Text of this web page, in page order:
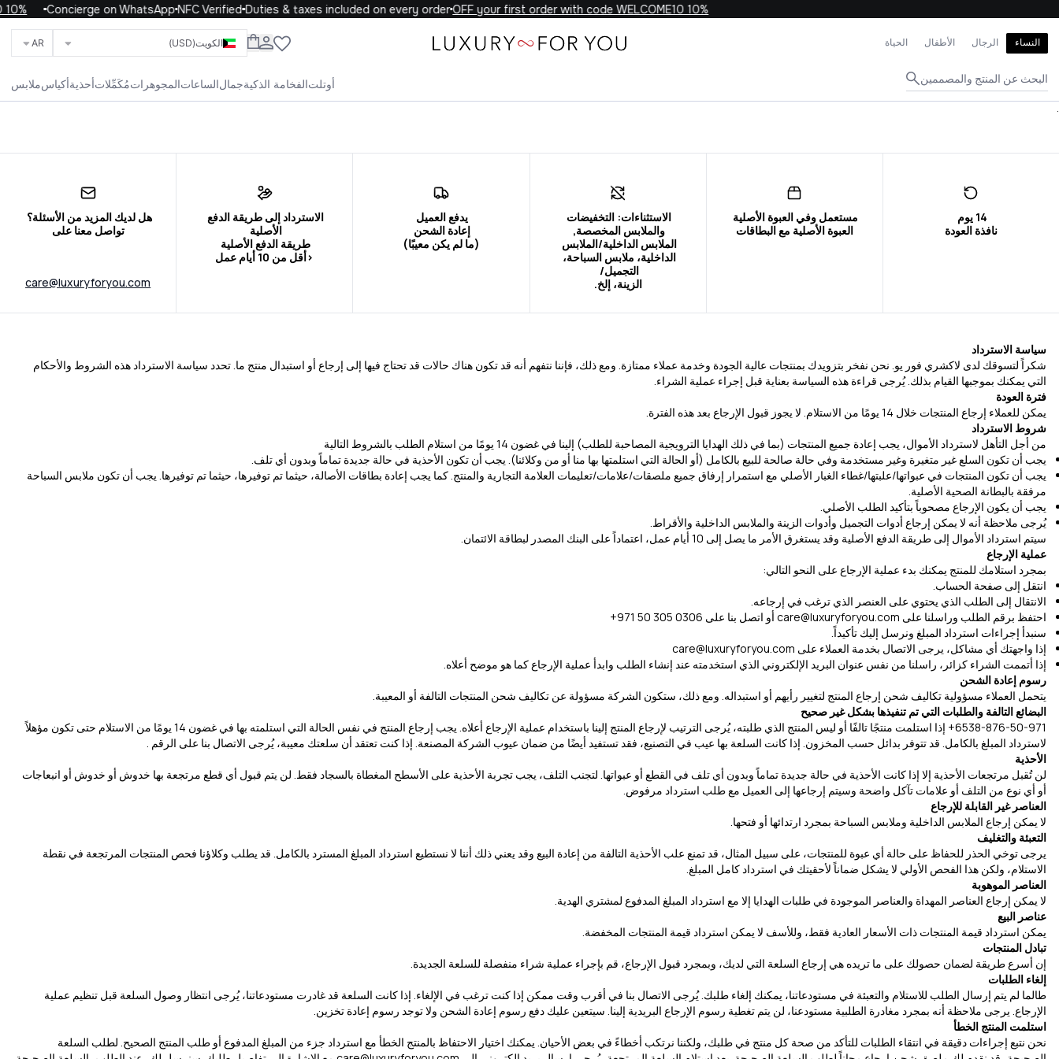
10% OFF your first order with code WELCOME10
Duties & taxes included on every order
NFC Verified
Concierge on WhatsApp
order with code WELCOME10
النساء الرجال الأطفال الحياة الكويت(USD)
AR
ملابسأكياسأحذيةمُكَمِّلاتالمجوهراتالساعاتجمالالفخامة الذكيةأوتلت البحث عن المنتج والمصممين
إغلاق
ابحث عن العلامات التجارية والفئات والمنتجات
الكل النساء الرجال الأطفال الحياة
.
نافذة العودة
العبوة الأصلية مع البطاقات
الزينة، إلخ.
(ما لم يكن معيبًا)
الاسترداد إلى طريقة الدفع
<أقل من 10 أيام عمل
تواصل معنا على
care@luxuryforyou.com
سياسة الاسترداد
شكراً لتسوقك لدى لاكشري فور يو. نحن نفخر بتزويدك بمنتجات عالية الجودة وخدمة عملاء ممتازة. ومع ذلك، فإننا نتفهم أنه قد تكون هناك حالات قد تحتاج فيها إلى إرجاع أو استبدال منتج ما. تحدد سياسة الاسترداد هذه الشروط والأحكام
التي يمكنك بموجبها القيام بذلك. يُرجى قراءة هذه السياسة بعناية قبل إجراء عملية الشراء.
فترة العودة
يمكن للعملاء إرجاع المنتجات خلال 14 يومًا من الاستلام. لا يجوز قبول الإرجاع بعد هذه الفترة.
شروط الاسترداد
من أجل التأهل لاسترداد الأموال، يجب إعادة جميع المنتجات (بما في ذلك الهدايا الترويجية المصاحبة للطلب) إلينا في غضون 14 يومًا من استلام الطلب بالشروط التالية
يجب أن تكون السلع غير متغيرة وغير مستخدمة وفي حالة صالحة للبيع بالكامل (أو الحالة التي استلمتها بها منا أو من وكلائنا). يجب أن تكون الأحذية في حالة جديدة تماماً وبدون أي تلف.
يجب أن تكون المنتجات في عبواتها/علبتها/غطاء الغبار الأصلي مع استمرار إرفاق جميع ملصقات/علامات/تعليمات العلامة التجارية والمنتج. كما يجب إعادة بطاقات الأصالة، حيثما تم توفيرها، حيثما تم توفيرها. يجب أن تكون ملابس السباحة
مرفقة بالبطانة الصحية الأصلية.
يجب أن يكون الإرجاع مصحوباً بتأكيد الطلب الأصلي.
يُرجى ملاحظة أنه لا يمكن إرجاع أدوات التجميل وأدوات الزينة والملابس الداخلية والأقراط.
سيتم استرداد الأموال إلى طريقة الدفع الأصلية وقد يستغرق الأمر ما يصل إلى 10 أيام عمل، اعتماداً على البنك المصدر لبطاقة الائتمان.
عملية الإرجاع
بمجرد استلامك للمنتج يمكنك بدء عملية الإرجاع على النحو التالي:
انتقل إلى صفحة الحساب.
الانتقال إلى الطلب الذي يحتوي على العنصر الذي ترغب في إرجاعه.
احتفظ برقم الطلب وراسلنا على care@luxuryforyou.com أو اتصل بنا على ‎+971 50 305 0306
سنبدأ إجراءات استرداد المبلغ ونرسل إليك تأكيداً.
إذا واجهتك أي مشاكل، يرجى الاتصال بخدمة العملاء على care@luxuryforyou.com
إذا أتممت الشراء كزائر، راسلنا من نفس عنوان البريد الإلكتروني الذي استخدمته عند إنشاء الطلب وابدأ عملية الإرجاع كما هو موضح أعلاه.
رسوم إعادة الشحن
يتحمل العملاء مسؤولية تكاليف شحن إرجاع المنتج لتغيير رأيهم أو استبداله. ومع ذلك، ستكون الشركة مسؤولة عن تكاليف شحن المنتجات التالفة أو المعيبة.
البضائع التالفة والطلبات التي تم تنفيذها بشكل غير صحيح
6538-876-50-971+ إذا استلمت منتجًا تالفًا أو ليس المنتج الذي طلبته، يُرجى الترتيب لإرجاع المنتج إلينا باستخدام عملية الإرجاع أعلاه. يجب إرجاع المنتج في نفس الحالة التي استلمته بها في غضون 14 يومًا من الاستلام حتى تكون مؤهلاً
لاسترداد المبلغ بالكامل. قد تتوفر بدائل حسب المخزون. إذا كانت السلعة بها عيب في التصنيع، فقد تستفيد أيضًا من ضمان عيوب الشركة المصنعة. إذا كنت تعتقد أن سلعتك معيبة، يُرجى الاتصال بنا على الرقم .
الأحذية
لن تُقبل مرتجعات الأحذية إلا إذا كانت الأحذية في حالة جديدة تماماً وبدون أي تلف في القطع أو عبواتها. لتجنب التلف، يجب تجربة الأحذية على الأسطح المغطاة بالسجاد فقط. لن يتم قبول أي قطع مرتجعة بها خدوش أو خدوش أو انبعاجات
أو أي نوع من التلف أو علامات تآكل واضحة وسيتم إرجاعها إلى العميل مع طلب استرداد مرفوض.
العناصر غير القابلة للإرجاع
لا يمكن إرجاع الملابس الداخلية وملابس السباحة بمجرد ارتدائها أو فتحها.
التعبئة والتغليف
يرجى توخي الحذر للحفاظ على حالة أي عبوة للمنتجات، على سبيل المثال، قد تمنع علب الأحذية التالفة من إعادة البيع وقد يعني ذلك أننا لا نستطيع استرداد المبلغ المسترد بالكامل. قد يطلب وكلاؤنا فحص المنتجات المرتجعة في نقطة
الاستلام، ولكن هذا الفحص الأولي لا يشكل ضماناً لأحقيتك في استرداد كامل المبلغ.
العناصر الموهوبة
لا يمكن إرجاع العناصر المهداة والعناصر الموجودة في طلبات الهدايا إلا مع استرداد المبلغ المدفوع لمشتري الهدية.
عناصر البيع
يمكن استرداد قيمة المنتجات ذات الأسعار العادية فقط، وللأسف لا يمكن استرداد قيمة المنتجات المخفضة.
تبادل المنتجات
إن أسرع طريقة لضمان حصولك على ما تريده هي إرجاع السلعة التي لديك، وبمجرد قبول الإرجاع، قم بإجراء عملية شراء منفصلة للسلعة الجديدة.
إلغاء الطلبات
طالما لم يتم إرسال الطلب للاستلام والتعبئة في مستودعاتنا، يمكنك إلغاء طلبك. يُرجى الاتصال بنا في أقرب وقت ممكن إذا كنت ترغب في الإلغاء. إذا كانت السلعة قد غادرت مستودعاتنا، يُرجى انتظار وصول السلعة قبل تنظيم عملية
الإرجاع. يرجى ملاحظة أنه بمجرد مغادرة الطلبية مستودعنا، لن يتم تغطية رسوم الإرجاع البريدية إلينا. سيتعين عليك دفع رسوم إعادة الشحن ولا توجد رسوم إعادة تخزين.
استلمت المنتج الخطأ
نحن نتبع إجراءات دقيقة في انتقاء الطلبات للتأكد من صحة كل منتج في طلبك، ولكننا نرتكب أخطاءً في بعض الأحيان. يمكنك اختيار الاحتفاظ بالمنتج الخطأ مع استرداد جزء من المبلغ المدفوع أو طلب المنتج الصحيح. لطلب السلعة